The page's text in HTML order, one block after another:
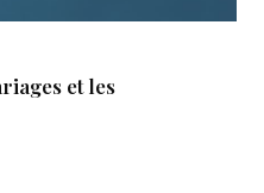
et les